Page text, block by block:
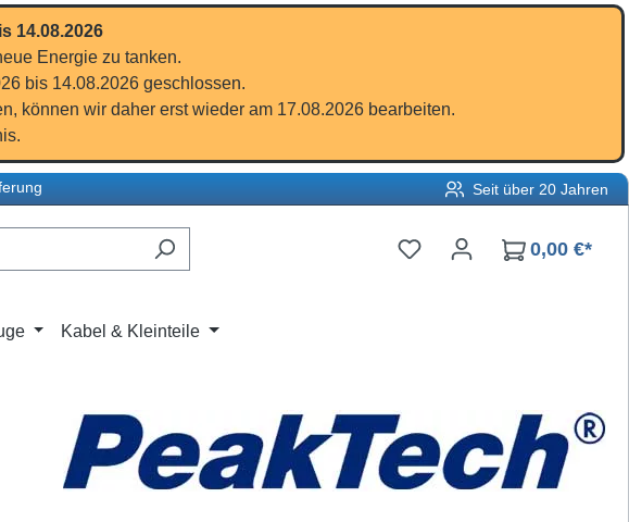
14.08.2026
Energie zu tanken.
bis 14.08.2026 geschlossen.
können wir daher erst wieder am 17.08.2026 bearbeiten.
Seit über 20 Jahren
Du hast 0 Produkte auf
0,00 €*
Kabel & Kleinteile